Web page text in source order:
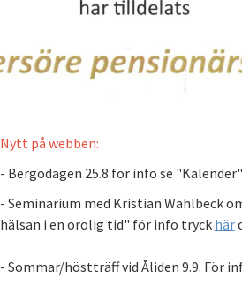
Nytt på webben:
- Bergödagen 25.8 för info se "Kalender"
- Seminarium med Kristian Wahlbeck
hälsan i en orolig tid" för info tryck här
- Sommar/höstträff vid Åliden 9.9. För